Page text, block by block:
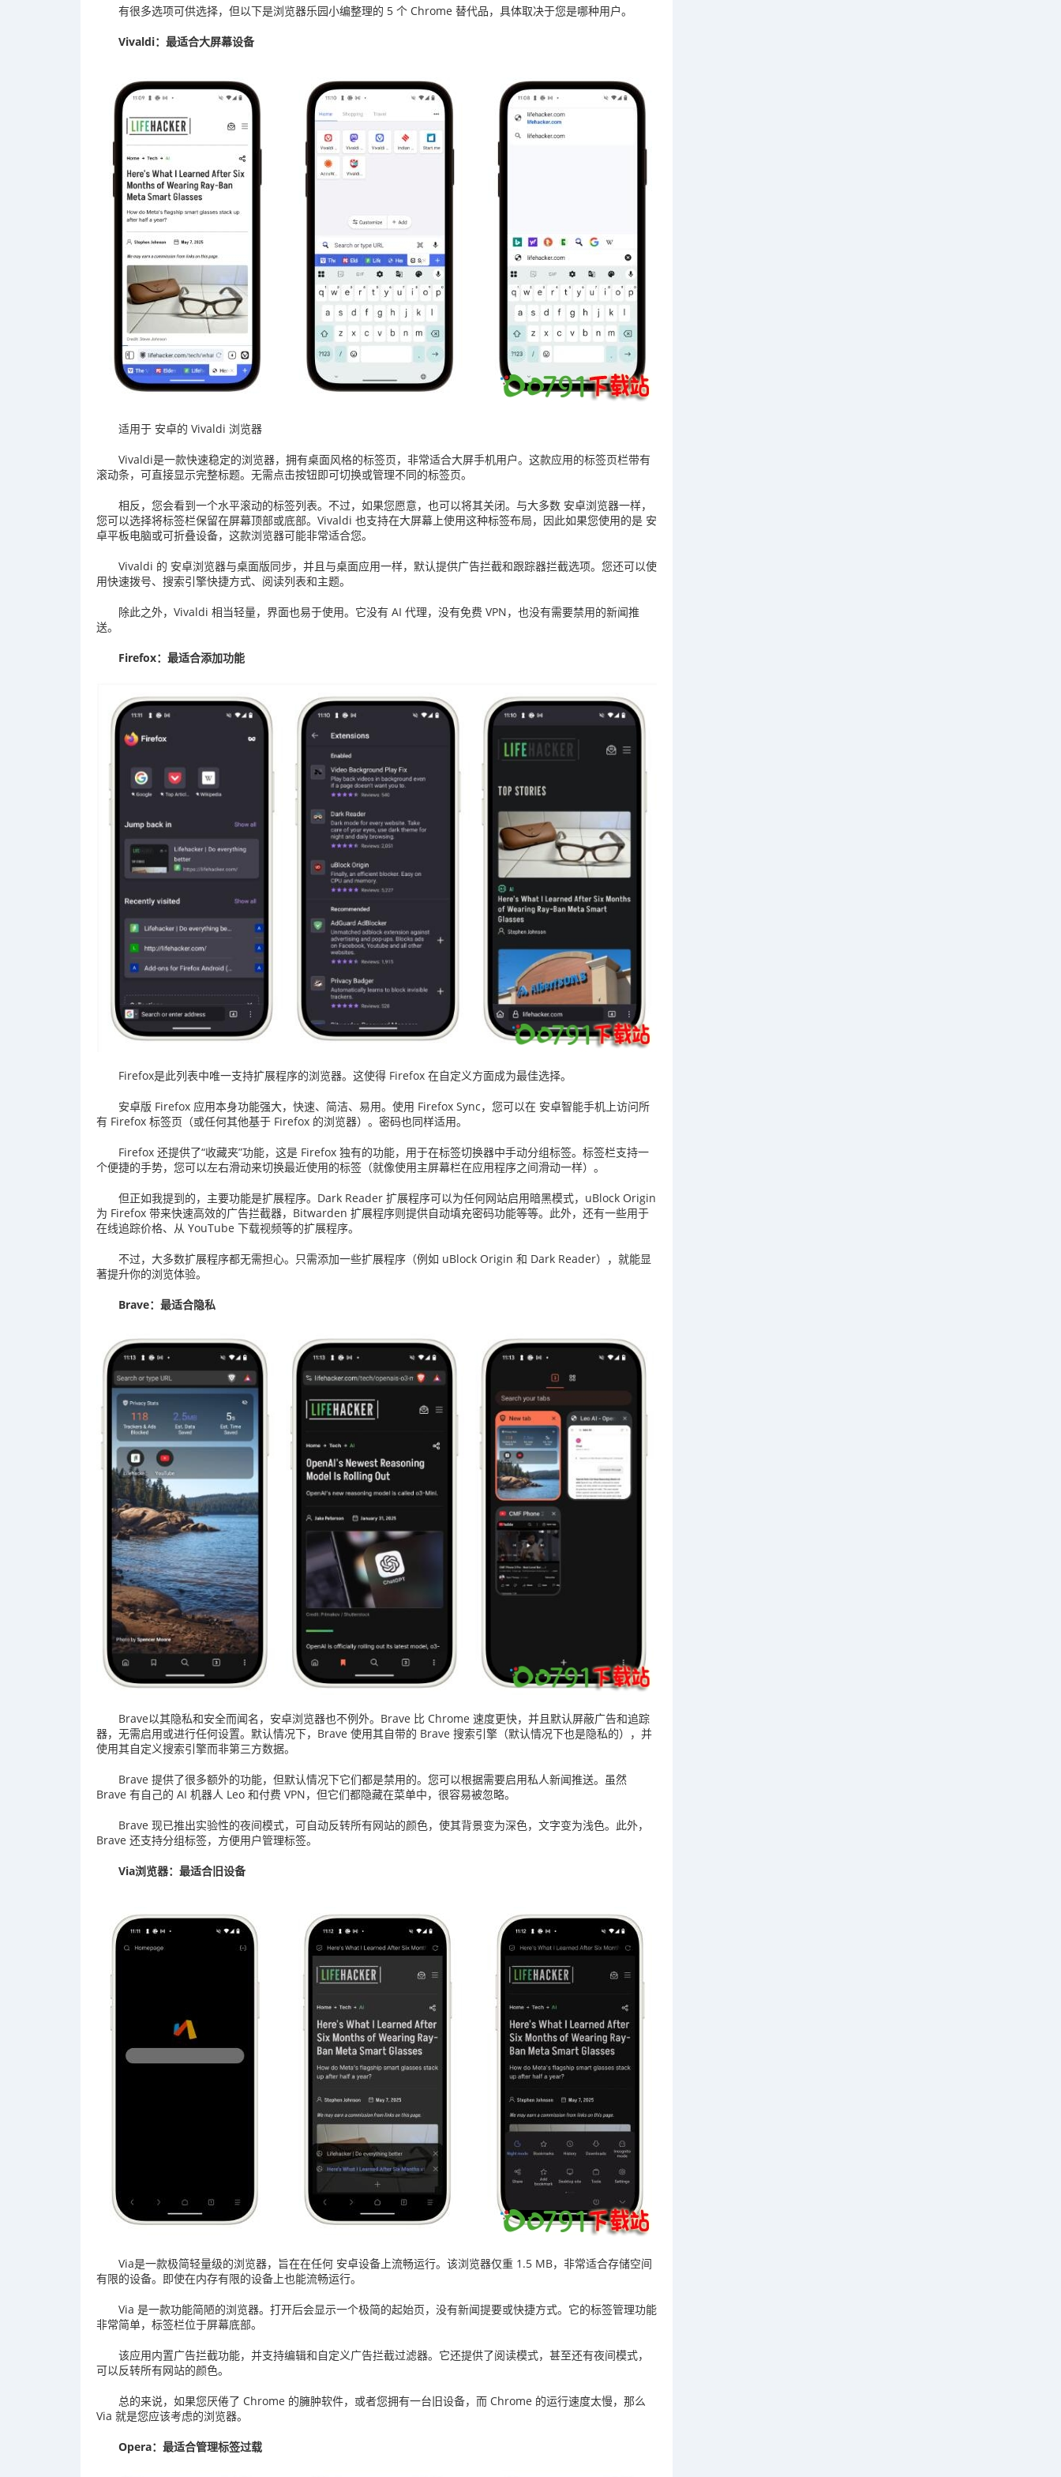
有很多选项可供选择，但以下是浏览器乐园小编整理的 5 个 Chrome 替代品，具体取决于您是哪种用户。
Vivaldi：最适合大屏幕设备
适用于 安卓的 Vivaldi 浏览器
Vivaldi是一款快速稳定的浏览器，拥有桌面风格的标签页，非常适合大屏手机用户。这款应用的标签页栏带有
滚动条，可直接显示完整标题。无需点击按钮即可切换或管理不同的标签页。
相反，您会看到一个水平滚动的标签列表。不过，如果您愿意，也可以将其关闭。与大多数 安卓浏览器一样，
您可以选择将标签栏保留在屏幕顶部或底部。Vivaldi 也支持在大屏幕上使用这种标签布局，因此如果您使用的是 安
卓平板电脑或可折叠设备，这款浏览器可能非常适合您。
Vivaldi 的 安卓浏览器与桌面版同步，并且与桌面应用一样，默认提供广告拦截和跟踪器拦截选项。您还可以使
用快速拨号、搜索引擎快捷方式、阅读列表和主题。
除此之外，Vivaldi 相当轻量，界面也易于使用。它没有 AI 代理，没有免费 VPN，也没有需要禁用的新闻推
送。
Firefox：最适合添加功能
Firefox是此列表中唯一支持扩展程序的浏览器。这使得 Firefox 在自定义方面成为最佳选择。
安卓版 Firefox 应用本身功能强大，快速、简洁、易用。使用 Firefox Sync，您可以在 安卓智能手机上访问所
有 Firefox 标签页（或任何其他基于 Firefox 的浏览器）。密码也同样适用。
Firefox 还提供了“收藏夹”功能，这是 Firefox 独有的功能，用于在标签切换器中手动分组标签。标签栏支持一
个便捷的手势，您可以左右滑动来切换最近使用的标签（就像使用主屏幕栏在应用程序之间滑动一样）。
但正如我提到的，主要功能是扩展程序。Dark Reader 扩展程序可以为任何网站启用暗黑模式，uBlock Origin
为 Firefox 带来快速高效的广告拦截器，Bitwarden 扩展程序则提供自动填充密码功能等等。此外，还有一些用于
在线追踪价格、从 YouTube 下载视频等的扩展程序。
不过，大多数扩展程序都无需担心。只需添加一些扩展程序（例如 uBlock Origin 和 Dark Reader），就能显
著提升你的浏览体验。
Brave：最适合隐私
Brave以其隐私和安全而闻名，安卓浏览器也不例外。Brave 比 Chrome 速度更快，并且默认屏蔽广告和追踪
器，无需启用或进行任何设置。默认情况下，Brave 使用其自带的 Brave 搜索引擎（默认情况下也是隐私的），并
使用其自定义搜索引擎而非第三方数据。
Brave 提供了很多额外的功能，但默认情况下它们都是禁用的。您可以根据需要启用私人新闻推送。虽然
Brave 有自己的 AI 机器人 Leo 和付费 VPN，但它们都隐藏在菜单中，很容易被忽略。
Brave 现已推出实验性的夜间模式，可自动反转所有网站的颜色，使其背景变为深色，文字变为浅色。此外，
Brave 还支持分组标签，方便用户管理标签。
Via浏览器：最适合旧设备
Via是一款极简轻量级的浏览器，旨在在任何 安卓设备上流畅运行。该浏览器仅重 1.5 MB，非常适合存储空间
有限的设备。即使在内存有限的设备上也能流畅运行。
Via 是一款功能简陋的浏览器。打开后会显示一个极简的起始页，没有新闻提要或快捷方式。它的标签管理功能
非常简单，标签栏位于屏幕底部。
该应用内置广告拦截功能，并支持编辑和自定义广告拦截过滤器。它还提供了阅读模式，甚至还有夜间模式，
可以反转所有网站的颜色。
总的来说，如果您厌倦了 Chrome 的臃肿软件，或者您拥有一台旧设备，而 Chrome 的运行速度太慢，那么
Via 就是您应该考虑的浏览器。
Opera：最适合管理标签过载